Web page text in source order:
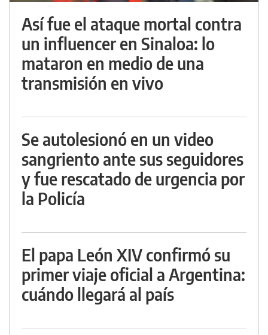
Así fue el ataque mortal contra
un influencer en Sinaloa: lo
mataron en medio de una
transmisión en vivo
Se autolesionó en un video
sangriento ante sus seguidores
y fue rescatado de urgencia por
la Policía
El papa León XIV confirmó su
primer viaje oficial a Argentina:
cuándo llegará al país